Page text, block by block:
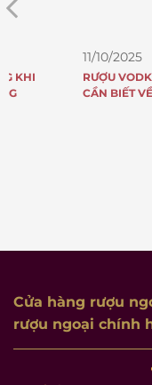
RƯỢU VODKA VÀ KIẾN
CẦN BIẾT VỀ RƯỢU
Cửa hàng rượu
rượu ngoại chính